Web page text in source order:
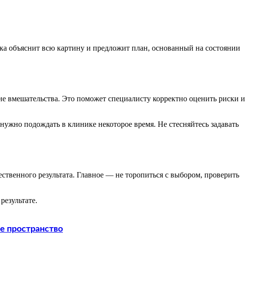
объяснит всю картину и предложит план, основанный на состоянии
вмешательства. Это поможет специалисту корректно оценить риски и
подождать в клинике некоторое время. Не стесняйтесь задавать
результата. Главное — не торопиться с выбором, проверить
пространство